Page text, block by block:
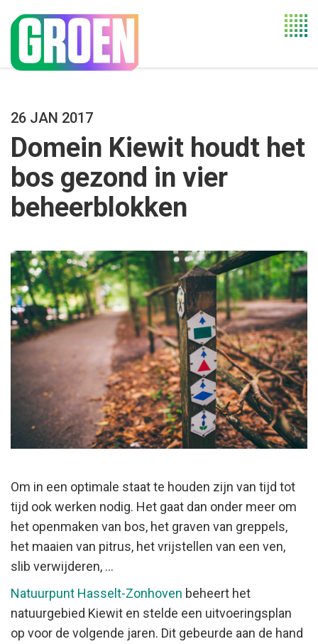
26 JAN 2017
Domein Kiewit houdt het
bos gezond in vier
beheerblokken
Om in een optimale staat te houden zijn van tijd tot
tijd ook werken nodig. Het gaat dan onder meer om
het openmaken van bos, het graven van greppels,
het maaien van pitrus, het vrijstellen van een ven,
slib verwijderen, ...
Natuurpunt Hasselt-Zonhoven beheert het
natuurgebied Kiewit en stelde een uitvoeringsplan
op voor de volgende jaren. Dit gebeurde aan de hand